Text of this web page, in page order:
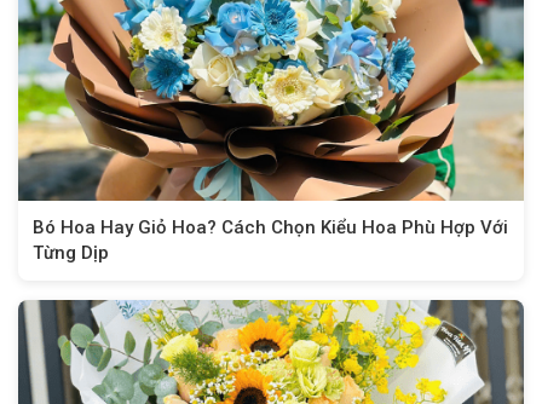
Bó Hoa Hay Giỏ Hoa? Cách Chọn Kiểu Hoa Phù Hợp Với
Từng Dịp